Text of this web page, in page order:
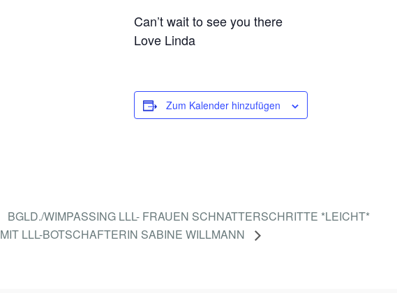
Can’t wait to see you there
Love Linda
Zum Kalender hinzufügen
BGLD./WIMPASSING LLL- FRAUEN SCHNATTERSCHRITTE *LEICHT*
MIT LLL-BOTSCHAFTERIN SABINE WILLMANN